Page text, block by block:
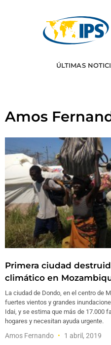
ÚLTIMAS
Amos
Primera ciudad
climático en
La ciudad de Dondo, en el centro de
fuertes vientos y grandes
Idai, y se estima que más de 17.000
hogares y necesitan ayuda urgente.
Amos Fernando 1 abril, 2019